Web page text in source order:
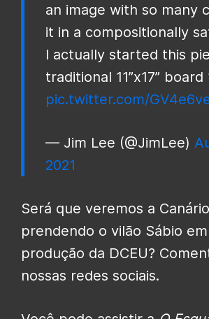
an image with so many
it in a compositionally
I actually started this
traditional 11”x17” board
pic.twitter.com/
— Jim Lee (@JimLee)
2021
Será que veremos a
prendendo o vilão Sábio
produção da DCEU?
nossas redes sociais.